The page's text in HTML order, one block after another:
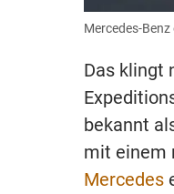
Mercedes-
Das klingt
bekannt
mit einem
Mercedes